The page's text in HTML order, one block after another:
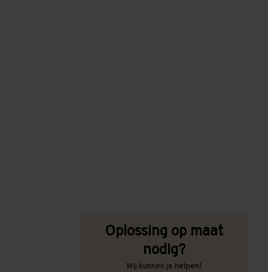
Oplossing op maat
nodig?
Wij kunnen je helpen!